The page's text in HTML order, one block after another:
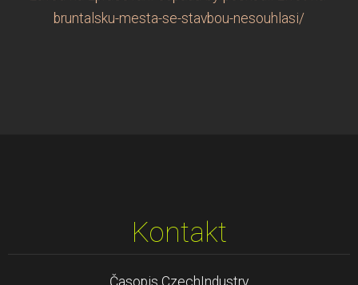
bruntalsku-mesta-se-stavbou-nesouhlasi/
Kontakt
Časopis CzechIndustry